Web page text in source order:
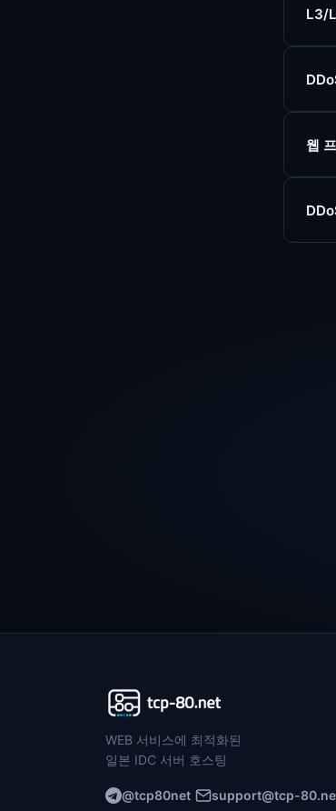
L3/
웹
WEB 서비스에 최적화된
일본 IDC 서버 호스팅
@tcp80net support@tcp-